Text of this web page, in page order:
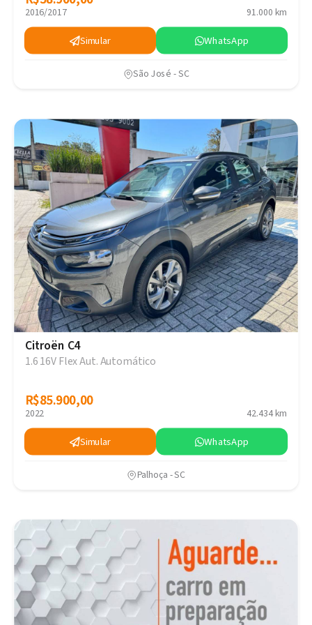
2016/2017 91.000 km
Simular WhatsApp
São José - SC
Citroën C4
1.6 16V Flex Aut. Automático
R$85.900,00
R$85.900,00
2022 42.434 km
Simular WhatsApp
Palhoça - SC